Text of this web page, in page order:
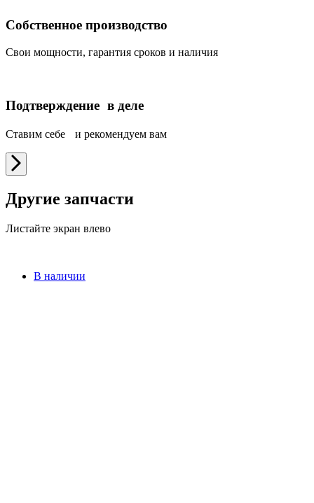
Собственное производство
Свои мощности, гарантия сроков и наличия
Подтверждение в деле
Ставим себе и рекомендуем вам
Другие запчасти
Листайте экран влево
В наличии